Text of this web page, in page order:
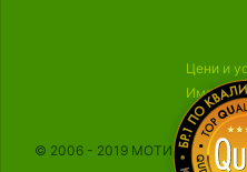
Цени и
© 2006 - 2019 МОТИКА, Сите